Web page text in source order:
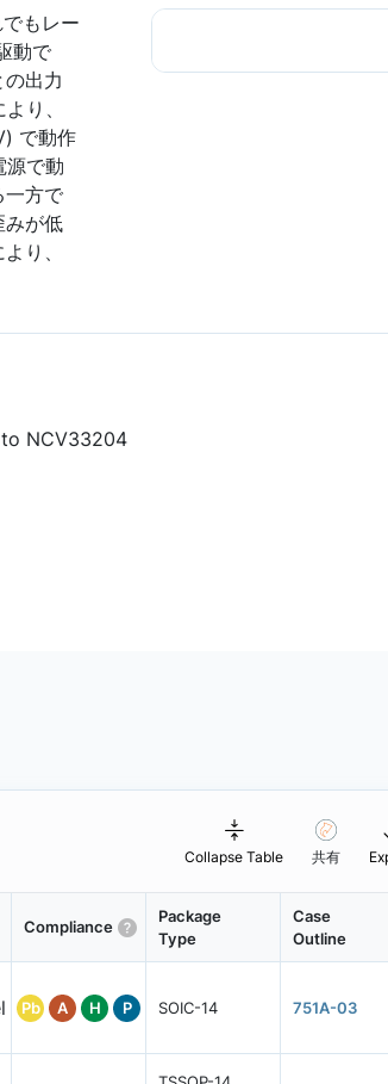
もレー
動で
出力
り、
で動作
源で動
一方で
みが低
り、
NCV33204
Collapse Table 共有
Compliance
Package
Type
Case
Outline
Pb A H P SOIC-14 751A-03